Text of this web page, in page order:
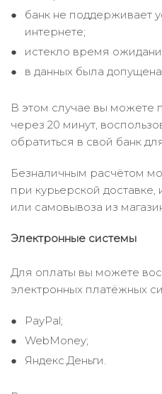
банк не поддерживает
интернете;
истекло время
в данных была
В этом случае вы можете
через 20 минут,
обратиться в свой банк
Безналичным расчётом
при курьерской доставке,
или самовывоза из
Электронные системы
Для оплаты вы можете
электронных платёжных
PayPal;
WebMoney;
Яндекс.Деньги.